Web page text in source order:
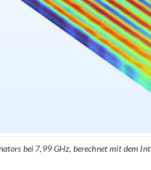
bei 7,99 GHz, berechnet mit dem